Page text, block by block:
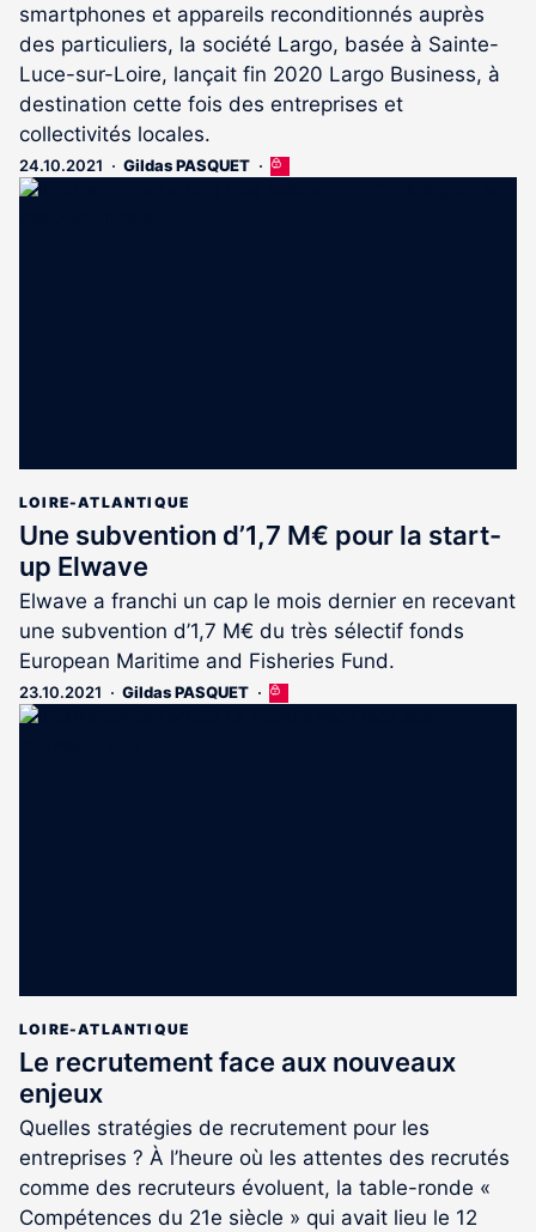
smartphones et appareils reconditionnés auprès
des particuliers, la société Largo, basée à Sainte-
Luce-sur-Loire, lançait fin 2020 Largo Business, à
destination cette fois des entreprises et
collectivités locales.
24.10.2021 Gildas PASQUET
Cet
LOIRE-ATLANTIQUE
Une subvention d’1,7 M€ pour la start-
up Elwave
Elwave a franchi un cap le mois dernier en recevant
une subvention d’1,7 M€ du très sélectif fonds
European Maritime and Fisheries Fund.
23.10.2021 Gildas PASQUET
Cet
LOIRE-ATLANTIQUE
Le recrutement face aux nouveaux
enjeux
Quelles stratégies de recrutement pour les
entreprises ? À l’heure où les attentes des recrutés
comme des recruteurs évoluent, la table-ronde «
Compétences du 21e siècle » qui avait lieu le 12